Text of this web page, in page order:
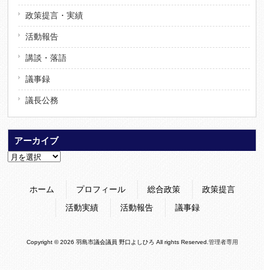
政策提言・実績
活動報告
講談・落語
議事録
議長公務
アーカイブ
ア
ホーム プロフィール 総合政策
政策提言
活動実績
活動報告 議事録
Copyright © 2026 羽島市議会議員 野口よしひろ All rights Reserved. 管理者専用